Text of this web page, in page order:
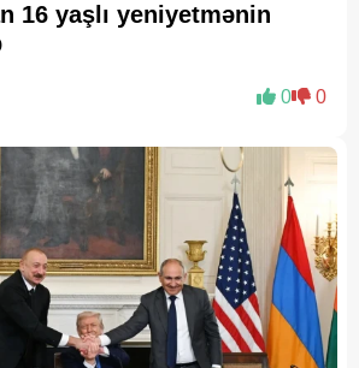
16 yaşlı yeniyetmənin
0 0